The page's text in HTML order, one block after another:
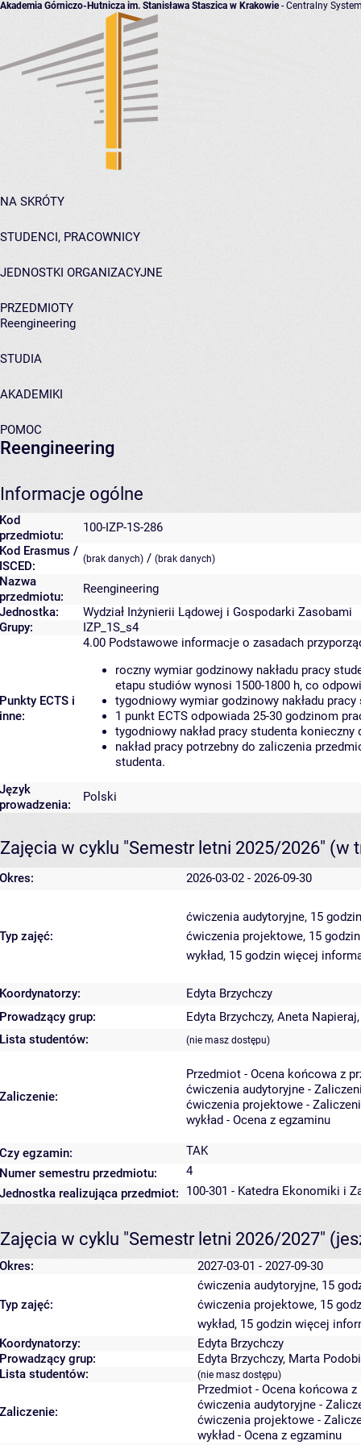
Akademia Górniczo-Hutnicza im. Stanisława Staszica w Krakowie- Centralny
NA SKRÓTY
STUDENCI, PRACOWNICY
JEDNOSTKI ORGANIZACYJNE
PRZEDMIOTY
Reengineering
STUDIA
AKADEMIKI
POMOC
Reengineering
Informacje ogólne
Kod
przedmiotu:
100-IZP-1S-286
Kod Erasmus /
ISCED:
(brak danych) / (brak danych)
Nazwa
przedmiotu:
Reengineering
Jednostka:
Wydział Inżynierii Lądowej i Gospodarki Zasobami
Grupy:
IZP_1S_s4
Punkty ECTS i
inne:
4.00 Podstawowe informacje o zasadach
roczny wymiar godzinowy nakładu pracy
etapu studiów wynosi 1500-1800 h, co
tygodniowy wymiar godzinowy nakładu
1 punkt ECTS odpowiada 25-30 godzinom
tygodniowy nakład pracy studenta
nakład pracy potrzebny do zaliczenia
studenta.
Język
prowadzenia:
Polski
Zajęcia w cyklu "Semestr letni 2025/2026" (w
Okres: 2026-03-02 - 2026-09-30
Typ zajęć:
ćwiczenia audytoryjne, 15
ćwiczenia projektowe, 15
wykład, 15 godzin więcej
Koordynatorzy:
Edyta Brzychczy
Prowadzący grup:
Edyta Brzychczy, Aneta Napieraj
Lista studentów:
(nie masz dostępu)
Zaliczenie:
Przedmiot - Ocena końcowa z
ćwiczenia audytoryjne -
ćwiczenia projektowe -
wykład - Ocena z egzaminu
Czy egzamin:
TAK
Numer semestru przedmiotu:
4
Jednostka realizująca przedmiot:
100-301 - Katedra Ekonomiki i
Zajęcia w cyklu "Semestr letni 2026/2027"
Okres: 2027-03-01 - 2027-09-30
Typ zajęć:
ćwiczenia audytoryjne, 15
ćwiczenia projektowe, 15
wykład, 15 godzin więcej
Koordynatorzy:
Edyta Brzychczy
Prowadzący grup:
Edyta Brzychczy, Marta
Lista studentów:
(nie masz dostępu)
Zaliczenie:
Przedmiot - Ocena końcowa
ćwiczenia audytoryjne -
ćwiczenia projektowe -
wykład - Ocena z egzaminu